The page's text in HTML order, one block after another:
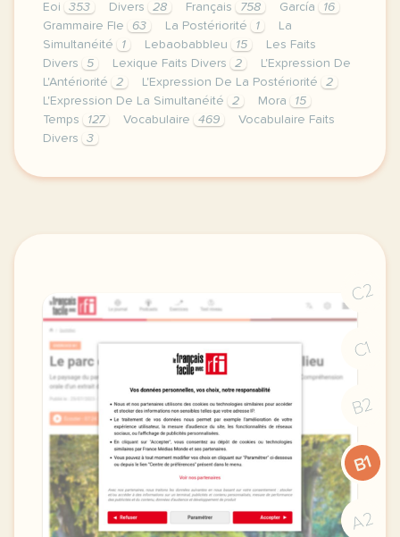
Eoi
353 Divers 28 Français 758 García
16
Grammaire Fle
63 La Postériorité 1
La
Simultanéité
1 Lebaobabbleu 15
Les Faits
Divers
5 Lexique Faits Divers 2
L'Expression De
L'Antériorité
2 L'Expression De La Postériorité
2
L'Expression De La Simultanéité
2 Mora
15
Temps
127 Vocabulaire 469
Vocabulaire Faits
Divers
3
image pixabay comcette derniere semaine de
C2
C1
B2
B1
A2